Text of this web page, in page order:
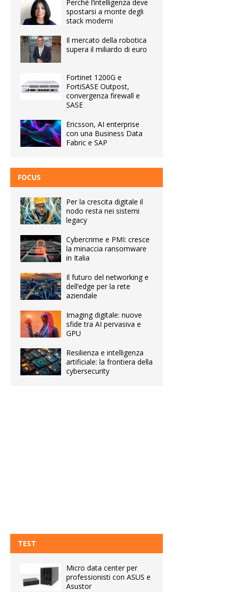
Perché l’intelligenza deve
spostarsi a monte degli
stack moderni
Il mercato della robotica
supera il miliardo di euro
Fortinet 1200G e
FortiSASE Outpost,
convergenza firewall e
SASE
Ericsson, AI enterprise
con una Business Data
Fabric e SAP
FOCUS
Per la crescita digitale il
nodo resta nei sistemi
legacy
Cybercrime e PMI: cresce
la minaccia ransomware
in Italia
Il futuro del networking e
dell’edge per la rete
aziendale
Imaging digitale: nuove
sfide tra AI pervasiva e
GPU
Resilienza e intelligenza
artificiale: la frontiera della
cybersecurity
TEST
Micro data center per
professionisti con ASUS e
Asustor